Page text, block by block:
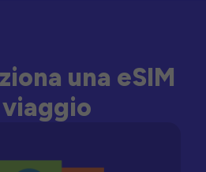
una eSIM